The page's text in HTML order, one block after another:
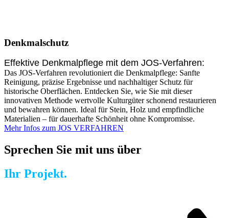
Denkmalschutz
Effektive Denkmalpflege mit dem JOS-Verfahren:
Das JOS-Verfahren revolutioniert die Denkmalpflege: Sanfte
Reinigung, präzise Ergebnisse und nachhaltiger Schutz für
historische Oberflächen. Entdecken Sie, wie Sie mit dieser
innovativen Methode wertvolle Kulturgüter schonend restaurieren
und bewahren können. Ideal für Stein, Holz und empfindliche
Materialien – für dauerhafte Schönheit ohne Kompromisse.
Mehr Infos zum JOS VERFAHREN
Sprechen Sie mit uns über
Ihr Projekt.